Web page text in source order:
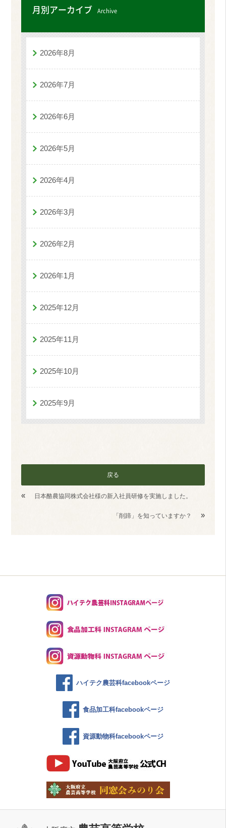
月別アーカイブ Archive
2026年8月
2026年7月
2026年6月
2026年5月
2026年4月
2026年3月
2026年2月
2026年1月
2025年12月
2025年11月
2025年10月
2025年9月
戻る
« 日本酪農協同株式会社様の新入社員研修を実施しました。
「削蹄」を知っていますか？ »
ハイテク農芸科facebookページ
食品加工科facebookページ
資源動物科facebookページ